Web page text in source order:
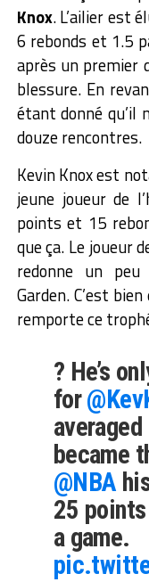
Knox. L’ailier est
6 rebonds et 1.5
après un premier
blessure. En
étant donné qu’il
douze rencontres.
Kevin Knox est
jeune joueur de
points et 15
que ça. Le joueur
redonne un
Garden. C’est
remporte ce
? He’s
for
became
@NBA
25
a game.